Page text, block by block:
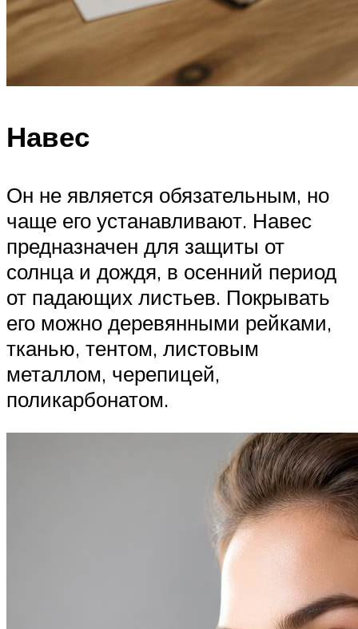
Навес
Он не является обязательным, но
чаще его устанавливают. Навес
предназначен для защиты от
солнца и дождя, в осенний период
от падающих листьев. Покрывать
его можно деревянными рейками,
тканью, тентом, листовым
металлом, черепицей,
поликарбонатом.